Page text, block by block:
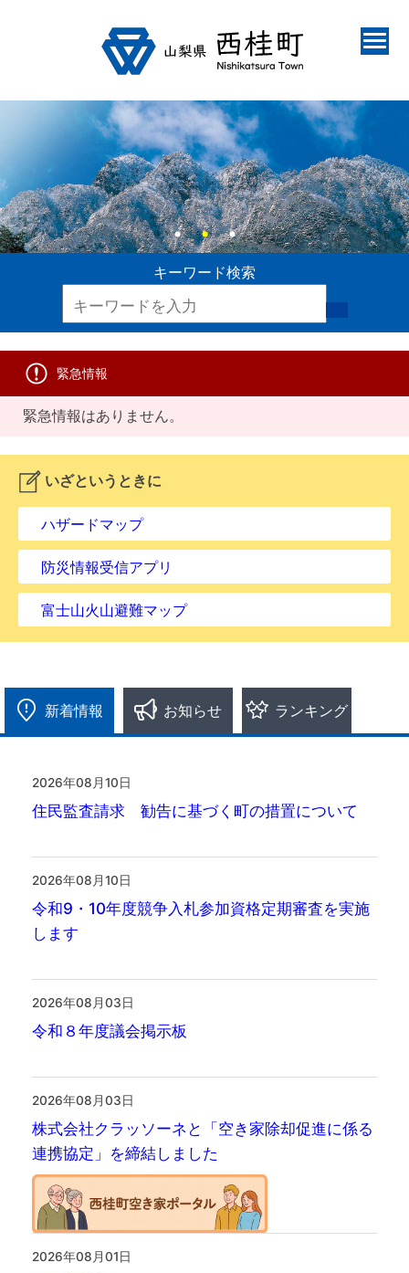
キーワード検索
緊急情報
緊急情報はありません。
いざというときに
ハザードマップ
防災情報受信アプリ
富士山火山避難マップ
新着情報 お知らせ ランキング
2026年08月10日
住民監査請求 勧告に基づく町の措置について
2026年08月10日
令和9・10年度競争入札参加資格定期審査を実施
します
2026年08月03日
令和８年度議会掲示板
2026年08月03日
株式会社クラッソーネと「空き家除却促進に係る
連携協定」を締結しました
2026年08月01日